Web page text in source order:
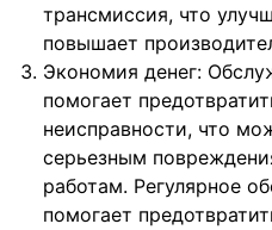
трансмиссия, что
повышает
Экономия денег:
помогает
неисправности, что
серьезным
работам. Регулярное
помогает